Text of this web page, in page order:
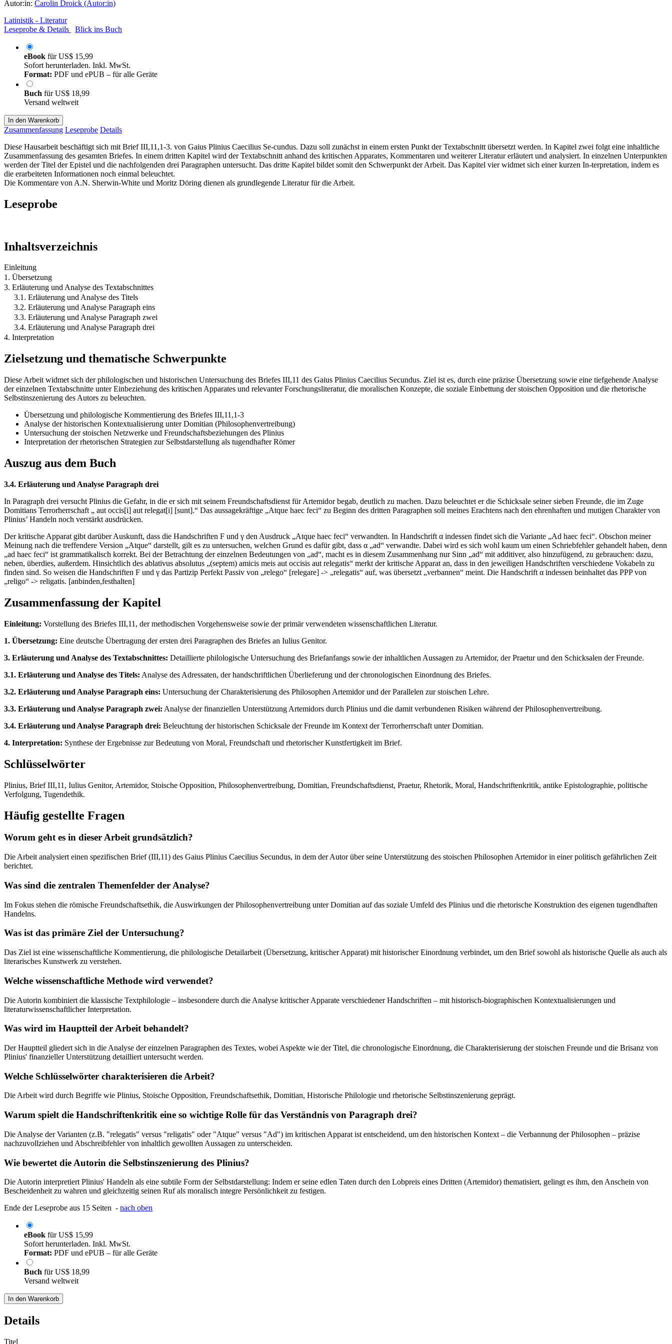
Autor:in: Carolin Droick (Autor:in)
Latinistik - Literatur
Leseprobe & Details
Blick ins Buch
eBook fürUS$ 15,99
Sofort herunterladen. Inkl. MwSt.
Format: PDF und ePUB – für alle Geräte
Buch fürUS$ 18,99
Versand weltweit
In den Warenkorb
Zusammenfassung Leseprobe Details
Diese Hausarbeit beschäftigt sich mit Brief III,11,1-3. von Gaius Plinius Caecilius Se-cundus. Dazu soll zunächst in einem ersten Punkt der Textabschnitt übersetzt werden. In Kapitel zwei folgt eine inhaltliche
Zusammenfassung des gesamten Briefes. In einem dritten Kapitel wird der Textabschnitt anhand des kritischen Apparates, Kommentaren und weiterer Literatur erläutert und analysiert. In einzelnen Unterpunkten
werden der Titel der Epistel und die nachfolgenden drei Paragraphen untersucht. Das dritte Kapitel bildet somit den Schwerpunkt der Arbeit. Das Kapitel vier widmet sich einer kurzen In-terpretation, indem es
die erarbeiteten Informationen noch einmal beleuchtet.
Die Kommentare von A.N. Sherwin-White und Moritz Döring dienen als grundlegende Literatur für die Arbeit.
Leseprobe
Inhaltsverzeichnis
Einleitung
1. Übersetzung
3. Erläuterung und Analyse des Textabschnittes
3.1. Erläuterung und Analyse des Titels
3.2. Erläuterung und Analyse Paragraph eins
3.3. Erläuterung und Analyse Paragraph zwei
3.4. Erläuterung und Analyse Paragraph drei
4. Interpretation
Zielsetzung und thematische Schwerpunkte
Diese Arbeit widmet sich der philologischen und historischen Untersuchung des Briefes III,11 des Gaius Plinius Caecilius Secundus. Ziel ist es, durch eine präzise Übersetzung sowie eine tiefgehende Analyse
der einzelnen Textabschnitte unter Einbeziehung des kritischen Apparates und relevanter Forschungsliteratur, die moralischen Konzepte, die soziale Einbettung der stoischen Opposition und die rhetorische
Selbstinszenierung des Autors zu beleuchten.
Übersetzung und philologische Kommentierung des Briefes III,11,1-3
Analyse der historischen Kontextualisierung unter Domitian (Philosophenvertreibung)
Untersuchung der stoischen Netzwerke und Freundschaftsbeziehungen des Plinius
Interpretation der rhetorischen Strategien zur Selbstdarstellung als tugendhafter Römer
Auszug aus dem Buch
3.4. Erläuterung und Analyse Paragraph drei
In Paragraph drei versucht Plinius die Gefahr, in die er sich mit seinem Freundschaftsdienst für Artemidor begab, deutlich zu machen. Dazu beleuchtet er die Schicksale seiner sieben Freunde, die im Zuge
Domitians Terrorherrschaft „ aut occis[i] aut relegat[i] [sunt].“ Das aussagekräftige „Atque haec feci“ zu Beginn des dritten Paragraphen soll meines Erachtens nach den ehrenhaften und mutigen Charakter von
Plinius’ Handeln noch verstärkt ausdrücken.
Der kritische Apparat gibt darüber Auskunft, dass die Handschriften F und γ den Ausdruck „Atque haec feci“ verwandten. In Handschrift α indessen findet sich die Variante „Ad haec feci“. Obschon meiner
Meinung nach die treffendere Version „Atque“ darstellt, gilt es zu untersuchen, welchen Grund es dafür gibt, dass α „ad“ verwandte. Dabei wird es sich wohl kaum um einen Schriebfehler gehandelt haben, denn
„ad haec feci“ ist grammatikalisch korrekt. Bei der Betrachtung der einzelnen Bedeutungen von „ad“, macht es in diesem Zusammenhang nur Sinn „ad“ mit additiver, also hinzufügend, zu gebrauchen: dazu,
neben, überdies, außerdem. Hinsichtlich des ablativus absolutus „(septem) amicis meis aut occisis aut relegatis“ merkt der kritische Apparat an, dass in den jeweiligen Handschriften verschiedene Vokabeln zu
finden sind. So weisen die Handschriften F und γ das Partizip Perfekt Passiv von „relego“ [relegare] -> „relegatis“ auf, was übersetzt „verbannen“ meint. Die Handschrift α indessen beinhaltet das PPP von
„religo“ -> religatis. [anbinden,festhalten]
Zusammenfassung der Kapitel
Einleitung: Vorstellung des Briefes III,11, der methodischen Vorgehensweise sowie der primär verwendeten wissenschaftlichen Literatur.
1. Übersetzung: Eine deutsche Übertragung der ersten drei Paragraphen des Briefes an Iulius Genitor.
3. Erläuterung und Analyse des Textabschnittes: Detaillierte philologische Untersuchung des Briefanfangs sowie der inhaltlichen Aussagen zu Artemidor, der Praetur und den Schicksalen der Freunde.
3.1. Erläuterung und Analyse des Titels: Analyse des Adressaten, der handschriftlichen Überlieferung und der chronologischen Einordnung des Briefes.
3.2. Erläuterung und Analyse Paragraph eins: Untersuchung der Charakterisierung des Philosophen Artemidor und der Parallelen zur stoischen Lehre.
3.3. Erläuterung und Analyse Paragraph zwei: Analyse der finanziellen Unterstützung Artemidors durch Plinius und die damit verbundenen Risiken während der Philosophenvertreibung.
3.4. Erläuterung und Analyse Paragraph drei: Beleuchtung der historischen Schicksale der Freunde im Kontext der Terrorherrschaft unter Domitian.
4. Interpretation: Synthese der Ergebnisse zur Bedeutung von Moral, Freundschaft und rhetorischer Kunstfertigkeit im Brief.
Schlüsselwörter
Plinius, Brief III,11, Iulius Genitor, Artemidor, Stoische Opposition, Philosophenvertreibung, Domitian, Freundschaftsdienst, Praetur, Rhetorik, Moral, Handschriftenkritik, antike Epistolographie, politische
Verfolgung, Tugendethik.
Häufig gestellte Fragen
Worum geht es in dieser Arbeit grundsätzlich?
Die Arbeit analysiert einen spezifischen Brief (III,11) des Gaius Plinius Caecilius Secundus, in dem der Autor über seine Unterstützung des stoischen Philosophen Artemidor in einer politisch gefährlichen Zeit
berichtet.
Was sind die zentralen Themenfelder der Analyse?
Im Fokus stehen die römische Freundschaftsethik, die Auswirkungen der Philosophenvertreibung unter Domitian auf das soziale Umfeld des Plinius und die rhetorische Konstruktion des eigenen tugendhaften
Handelns.
Was ist das primäre Ziel der Untersuchung?
Das Ziel ist eine wissenschaftliche Kommentierung, die philologische Detailarbeit (Übersetzung, kritischer Apparat) mit historischer Einordnung verbindet, um den Brief sowohl als historische Quelle als auch als
literarisches Kunstwerk zu verstehen.
Welche wissenschaftliche Methode wird verwendet?
Die Autorin kombiniert die klassische Textphilologie – insbesondere durch die Analyse kritischer Apparate verschiedener Handschriften – mit historisch-biographischen Kontextualisierungen und
literaturwissenschaftlicher Interpretation.
Was wird im Hauptteil der Arbeit behandelt?
Der Hauptteil gliedert sich in die Analyse der einzelnen Paragraphen des Textes, wobei Aspekte wie der Titel, die chronologische Einordnung, die Charakterisierung der stoischen Freunde und die Brisanz von
Plinius' finanzieller Unterstützung detailliert untersucht werden.
Welche Schlüsselwörter charakterisieren die Arbeit?
Die Arbeit wird durch Begriffe wie Plinius, Stoische Opposition, Freundschaftsethik, Domitian, Historische Philologie und rhetorische Selbstinszenierung geprägt.
Warum spielt die Handschriftenkritik eine so wichtige Rolle für das Verständnis von Paragraph drei?
Die Analyse der Varianten (z.B. "relegatis" versus "religatis" oder "Atque" versus "Ad") im kritischen Apparat ist entscheidend, um den historischen Kontext – die Verbannung der Philosophen – präzise
nachzuvollziehen und Abschreibfehler von inhaltlich gewollten Aussagen zu unterscheiden.
Wie bewertet die Autorin die Selbstinszenierung des Plinius?
Die Autorin interpretiert Plinius' Handeln als eine subtile Form der Selbstdarstellung: Indem er seine edlen Taten durch den Lobpreis eines Dritten (Artemidor) thematisiert, gelingt es ihm, den Anschein von
Bescheidenheit zu wahren und gleichzeitig seinen Ruf als moralisch integre Persönlichkeit zu festigen.
Ende der Leseprobe aus 15 Seiten - nach oben
eBook fürUS$ 15,99
Sofort herunterladen. Inkl. MwSt.
Format: PDF und ePUB – für alle Geräte
Buch fürUS$ 18,99
Versand weltweit
In den Warenkorb
Details
Titel